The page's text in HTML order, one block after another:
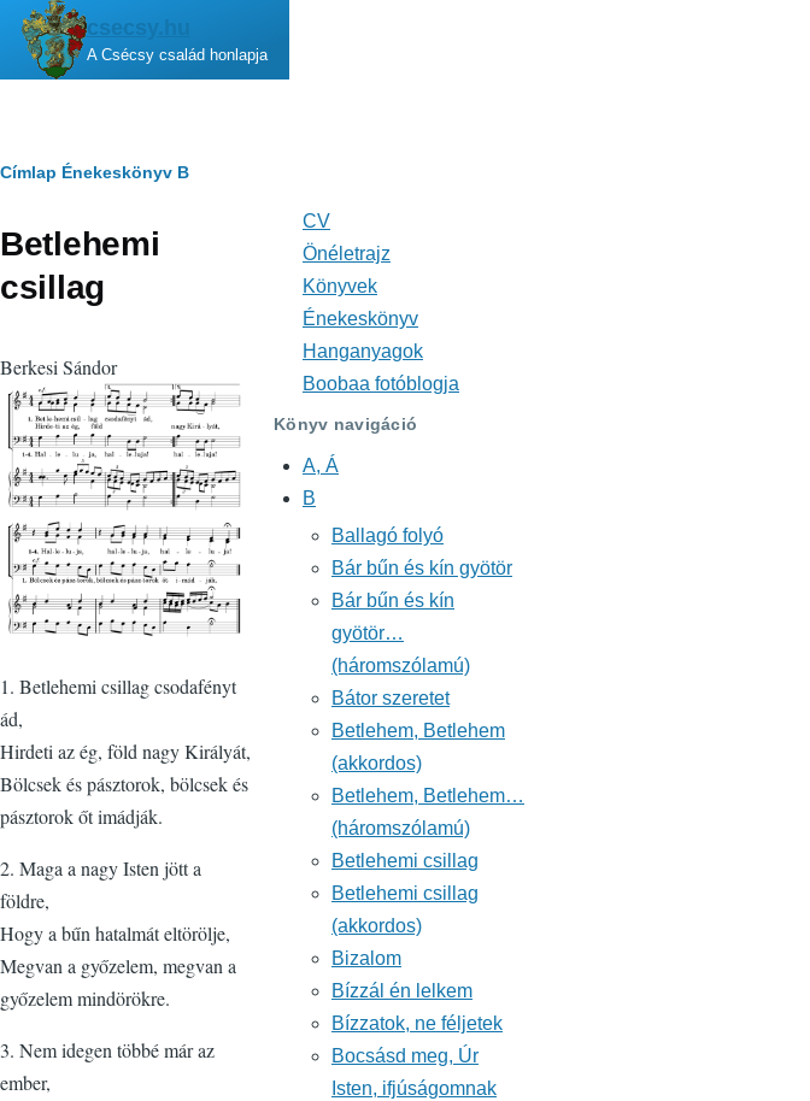
Ugrás a tartalomra
csecsy.hu
A Csécsy család honlapja
Morzsa
Címlap Énekeskönyv B
Betlehemi
csillag
Berkesi Sándor
1. Betlehemi csillag csodafényt
ád,
Hirdeti az ég, föld nagy Királyát,
Bölcsek és pásztorok, bölcsek és
pásztorok őt imádják.
2. Maga a nagy Isten jött a
földre,
Hogy a bűn hatalmát eltörölje,
Megvan a győzelem, megvan a
győzelem mindörökre.
3. Nem idegen többé már az
ember,
navigáció
CV
Önéletrajz
Könyvek
Énekeskönyv
Hanganyagok
Boobaa fotóblogja
Könyv navigáció
A, Á
B
Ballagó folyó
Bár bűn és kín gyötör
Bár bűn és kín
gyötör…
(háromszólamú)
Bátor szeretet
Betlehem, Betlehem
(akkordos)
Betlehem, Betlehem…
(háromszólamú)
Betlehemi csillag
Betlehemi csillag
(akkordos)
Bizalom
Bízzál én lelkem
Bízzatok, ne féljetek
Bocsásd meg, Úr
Isten, ifjúságomnak